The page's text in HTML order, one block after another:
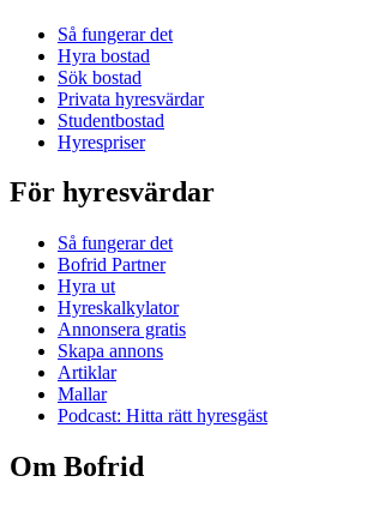
Så fungerar det
Hyra bostad
Sök bostad
Privata hyresvärdar
Studentbostad
Hyrespriser
För hyresvärdar
Så fungerar det
Bofrid Partner
Hyra ut
Hyreskalkylator
Annonsera gratis
Skapa annons
Artiklar
Mallar
Podcast: Hitta rätt hyresgäst
Om Bofrid